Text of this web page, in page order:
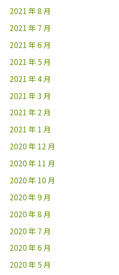
2021 年 8 月
2021 年 7 月
2021 年 6 月
2021 年 5 月
2021 年 4 月
2021 年 3 月
2021 年 2 月
2021 年 1 月
2020 年 12 月
2020 年 11 月
2020 年 10 月
2020 年 9 月
2020 年 8 月
2020 年 7 月
2020 年 6 月
2020 年 5 月